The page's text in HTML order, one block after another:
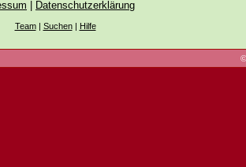
Datenschutzerklärung
Team| Suchen| Hilfe